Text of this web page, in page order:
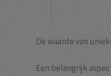
De waarde van
Een belangrijk